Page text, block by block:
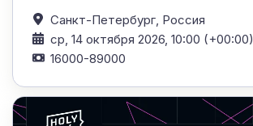
Санкт-Петербург, Россия
ср, 14 октября 2026, 10:00 (+00:00)
16000-89000